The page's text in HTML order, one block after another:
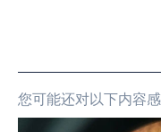
您可能还对以下内容